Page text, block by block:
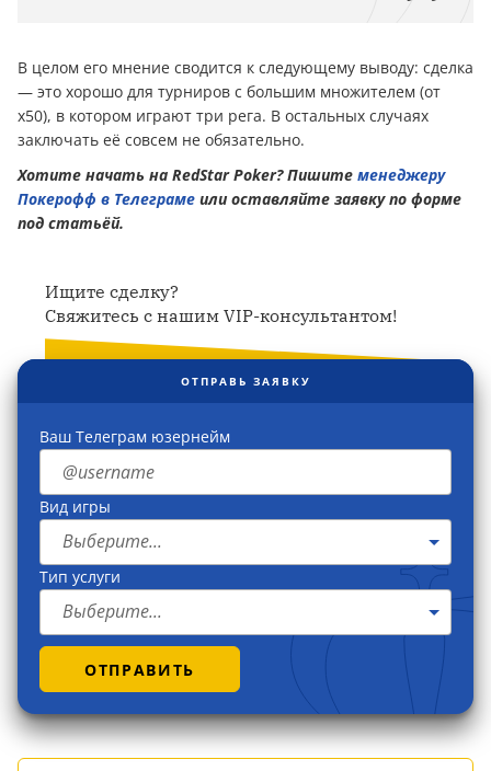
В целом его мнение сводится к следующему выводу: сделка
— это хорошо для турниров с большим множителем (от
x50), в котором играют три рега. В остальных случаях
заключать её совсем не обязательно.
Хотите начать на RedStar Poker? Пишите менеджеру
Покерофф в Телеграме или оставляйте заявку по форме
под статьёй.
Ищите сделку?
Свяжитесь с нашим VIP-консультантом!
ОТПРАВЬ ЗАЯВКУ
Ваш Телеграм юзернейм
Вид игры
Выберите...
Тип услуги
Выберите...
ОТПРАВИТЬ